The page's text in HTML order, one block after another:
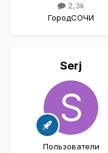
2,3k
ГородСОЧИ
Serj
Пользователи